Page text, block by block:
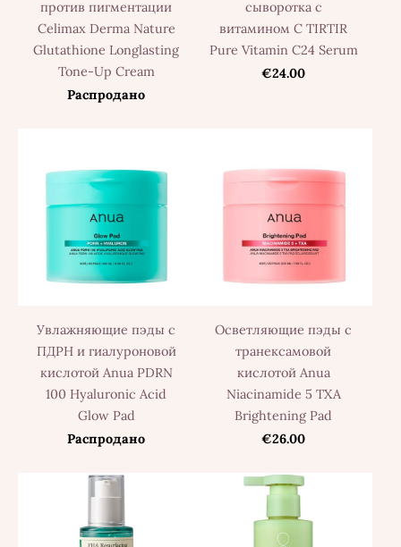
против пигментации
Celimax Derma Nature
Glutathione Longlasting
Tone-Up Cream
Распродано
сыворотка с
витамином С TIRTIR
Pure Vitamin C24 Serum
€24.00
Увлажняющие пэды с
ПДРН и гиалуроновой
кислотой Anua PDRN
100 Hyaluronic Acid
Glow Pad
Распродано
Осветляющие пэды с
транексамовой
кислотой Anua
Niacinamide 5 TXA
Brightening Pad
€26.00